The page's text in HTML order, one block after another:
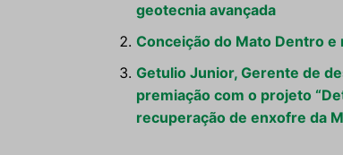
geotecnia avançada
Conceição do Mato Dentro e
Getulio Junior, Gerente de
premiação com o projeto
recuperação de enxofre da